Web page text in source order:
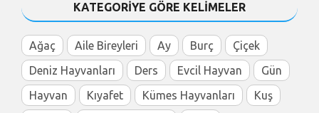
KATEGORİYE GÖRE KELİMELER
Ağaç Aile Bireyleri Ay Burç
Çiçek
Deniz Hayvanları
Ders Evcil Hayvan
Gün
Hayvan
Kıyafet Kümes Hayvanları
Kuş